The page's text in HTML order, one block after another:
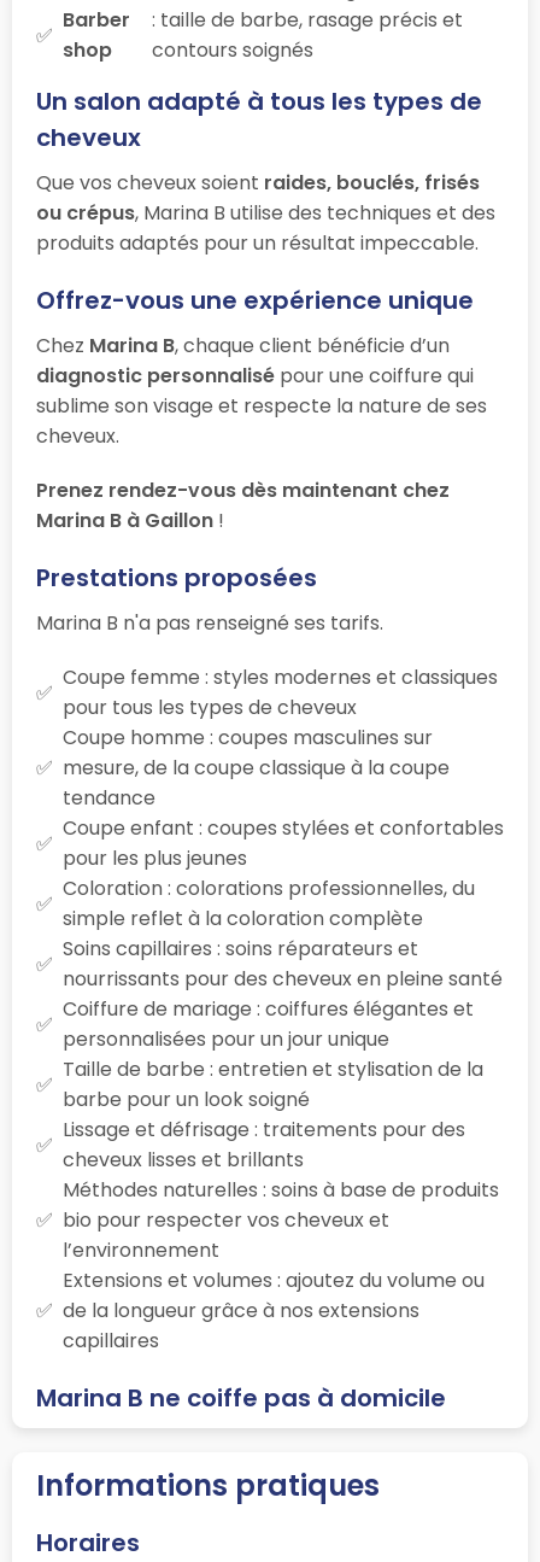
Barber
shop
: taille de barbe, rasage précis et
contours soignés
Un salon adapté à tous les types de
cheveux
Que vos cheveux soient raides, bouclés, frisés
ou crépus, Marina B utilise des techniques et des
produits adaptés pour un résultat impeccable.
Offrez-vous une expérience unique
Chez Marina B, chaque client bénéficie d’un
diagnostic personnalisé pour une coiffure qui
sublime son visage et respecte la nature de ses
cheveux.
Prenez rendez-vous dès maintenant chez
Marina B à Gaillon !
Prestations proposées
Marina B n'a pas renseigné ses tarifs.
Coupe femme : styles modernes et classiques
pour tous les types de cheveux
Coupe homme : coupes masculines sur
mesure, de la coupe classique à la coupe
tendance
Coupe enfant : coupes stylées et confortables
pour les plus jeunes
Coloration : colorations professionnelles, du
simple reflet à la coloration complète
Soins capillaires : soins réparateurs et
nourrissants pour des cheveux en pleine santé
Coiffure de mariage : coiffures élégantes et
personnalisées pour un jour unique
Taille de barbe : entretien et stylisation de la
barbe pour un look soigné
Lissage et défrisage : traitements pour des
cheveux lisses et brillants
Méthodes naturelles : soins à base de produits
bio pour respecter vos cheveux et
l’environnement
Extensions et volumes : ajoutez du volume ou
de la longueur grâce à nos extensions
capillaires
Marina B ne coiffe pas à domicile
Informations pratiques
Horaires